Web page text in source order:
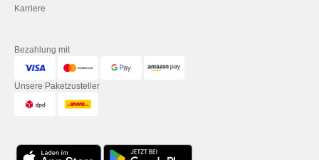
Karriere
Bezahlung mit
Unsere Paketzusteller